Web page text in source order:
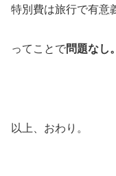
特別費は旅行で有意
ってことで問題なし。
以上、おわり。